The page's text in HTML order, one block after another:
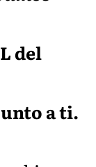
del
a ti.